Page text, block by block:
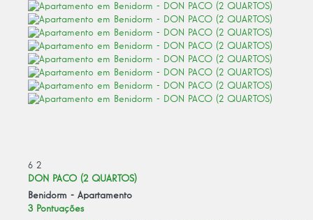
6 2
DON PACO (2 QUARTOS)
Benidorm - Apartamento
3 Pontuações